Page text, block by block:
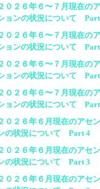
０２６年６〜７月現在の
ョンの状況について Part
０２６年６〜７月現在の
ョンの状況について
０２６年６〜７月現在の
ョンの状況について Part
０２６年６〜７月現在の
ョンの状況について Part
０２６年６月現在のアセ
の状況について Part 4
０２６年６月現在のアセ
の状況について Part 3
０２６年６月現在のアセ